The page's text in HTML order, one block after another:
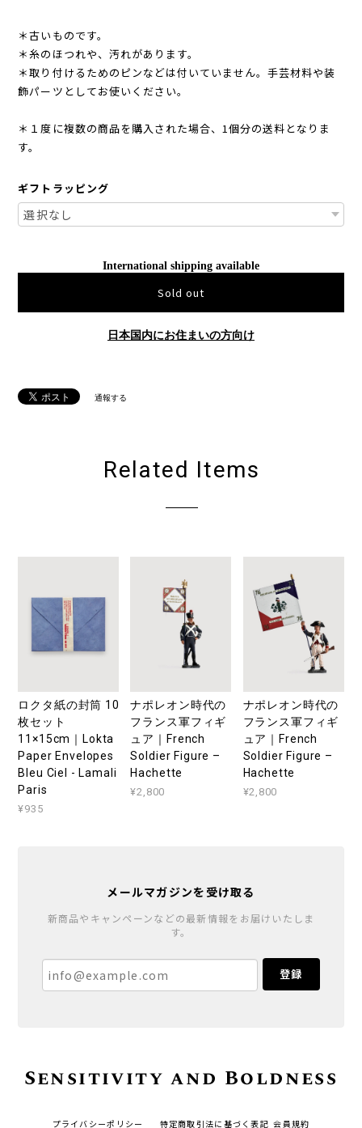
＊古いものです。
＊糸のほつれや、汚れがあります。
＊取り付けるためのピンなどは付いていません。手芸材料や装
飾パーツとしてお使いください。
＊１度に複数の商品を購入された場合、1個分の送料となりま
す。
ギフトラッピング
International shipping available
Sold out
日本国内にお住まいの方向け
通報する
Related Items
ロクタ紙の封筒 10
枚セット
11×15cm｜Lokta
Paper Envelopes
Bleu Ciel - Lamali
Paris
¥935
ナポレオン時代の
フランス軍フィギ
ュア｜French
Soldier Figure –
Hachette
¥2,800
ナポレオン時代の
フランス軍フィギ
ュア｜French
Soldier Figure –
Hachette
¥2,800
メールマガジンを受け取る
新商品やキャンペーンなどの最新情報をお届けいたしま
す。
登録
Sensitivity and Boldness
プライバシーポリシー 特定商取引法に基づく表記 会員規約